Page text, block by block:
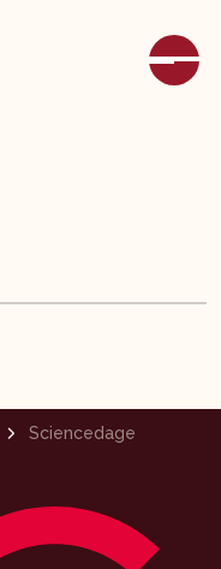
Sciencedage